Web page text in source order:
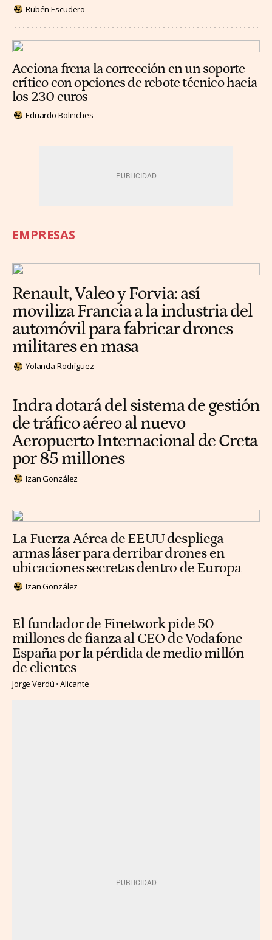
Rubén Escudero
Acciona frena la corrección en un soporte
crítico con opciones de rebote técnico hacia
los 230 euros
Eduardo Bolinches
EMPRESAS
Renault, Valeo y Forvia: así
moviliza Francia a la industria del
automóvil para fabricar drones
militares en masa
Yolanda Rodríguez
Indra dotará del sistema de gestión
de tráfico aéreo al nuevo
Aeropuerto Internacional de Creta
por 85 millones
Izan González
La Fuerza Aérea de EEUU despliega
armas láser para derribar drones en
ubicaciones secretas dentro de Europa
Izan González
El fundador de Finetwork pide 50
millones de fianza al CEO de Vodafone
España por la pérdida de medio millón
de clientes
Jorge Verdú Alicante